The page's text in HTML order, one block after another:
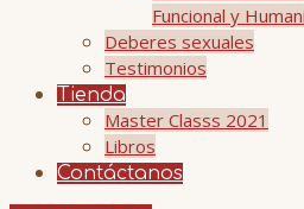
Funcional y
Deberes sexuales
Testimonios
Tienda
Master Classs 2021
Libros
Contáctanos